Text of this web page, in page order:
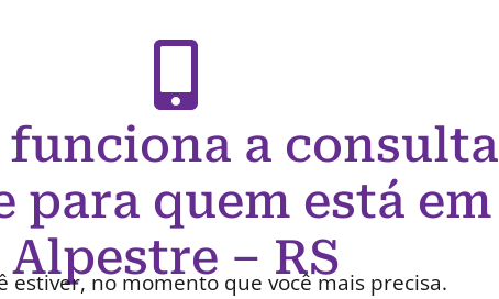
funciona a consulta
para quem está em
Alpestre – RS
estiver, no momento que você mais precisa.